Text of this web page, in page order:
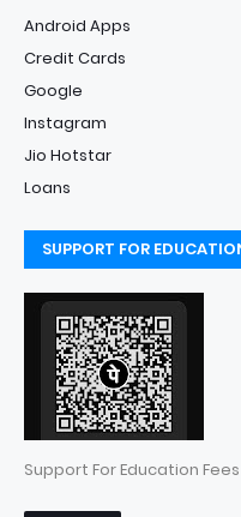
Android Apps
Credit Cards
Google
Instagram
Jio Hotstar
Loans
SUPPORT FOR
Support For Education